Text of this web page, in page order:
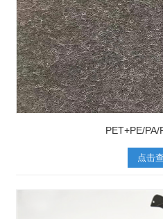
PET+PE/PA/
点击